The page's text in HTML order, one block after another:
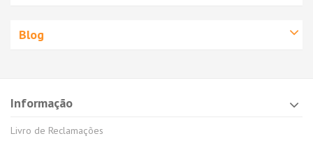
Blog
Informação
Livro de Reclamações